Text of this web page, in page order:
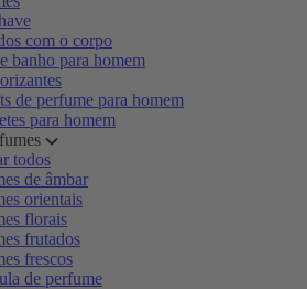
com o corpo
banho para homem
de perfume para homem
para homem
todos
de âmbar
orientais
florais
frutados
frescos
de perfume